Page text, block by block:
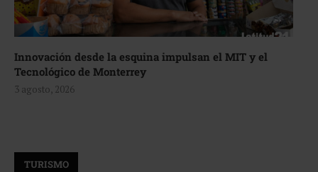
Innovación desde la esquina impulsan el MIT y el
Tecnológico de Monterrey
3 agosto, 2026
TURISMO